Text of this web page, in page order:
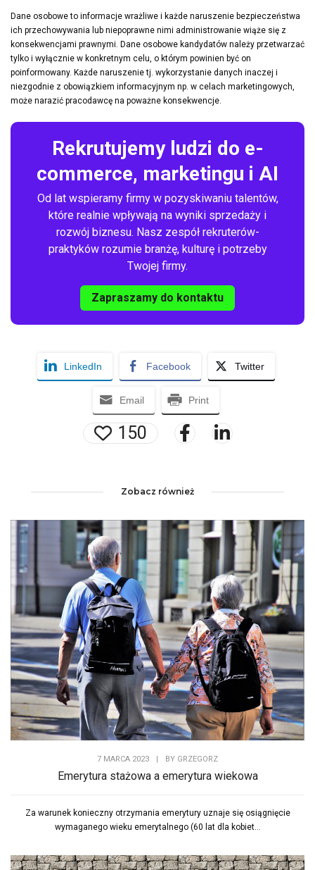
Dane osobowe to informacje wrażliwe i każde naruszenie bezpieczeństwa
ich przechowywania lub niepoprawne nimi administrowanie wiąże się z
konsekwencjami prawnymi. Dane osobowe kandydatów należy przetwarzać
tylko i wyłącznie w konkretnym celu, o którym powinien być on
poinformowany. Każde naruszenie tj. wykorzystanie danych inaczej i
niezgodnie z obowiązkiem informacyjnym np. w celach marketingowych,
może narazić pracodawcę na poważne konsekwencje.
Rekrutujemy ludzi do e-
commerce, marketingu i AI
Od lat wspieramy firmy w pozyskiwaniu talentów,
które realnie wpływają na wyniki sprzedaży i
rozwój biznesu. Nasz zespół rekruterów-
praktyków rozumie branżę, kulturę i potrzeby
Twojej firmy.
Zapraszamy do kontaktu
LinkedIn Facebook Twitter
Email Print
150
Zobacz również
7 MARCA 2023 BY GRZEGORZ
Emerytura stażowa a emerytura wiekowa
Za warunek konieczny otrzymania emerytury uznaje się osiągnięcie
wymaganego wieku emerytalnego (60 lat dla kobiet...